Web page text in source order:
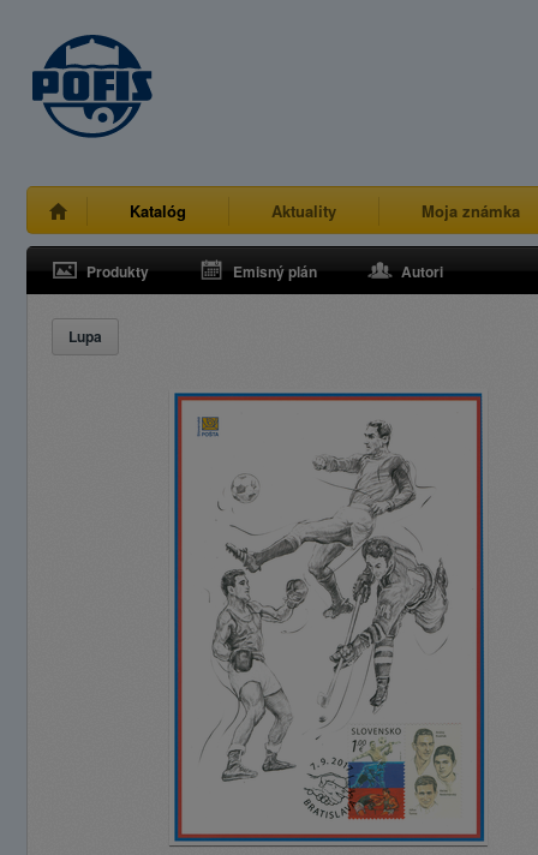
Katalóg Aktuality Moja známka
Produkty Emisný plán Autori
Lupa